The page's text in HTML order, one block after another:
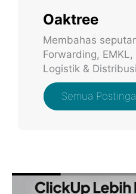
Oaktree
Membahas
Forwarding, EMKL,
Logistik & Distribusi
Semua